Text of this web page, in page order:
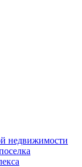
недвижимости